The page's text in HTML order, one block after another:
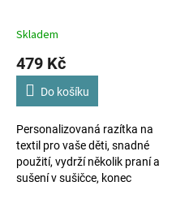
Skladem
479 Kč
Do košíku
Personalizovaná razítka na
textil pro vaše děti, snadné
použití, vydrží několik praní a
sušení v sušičce, konec